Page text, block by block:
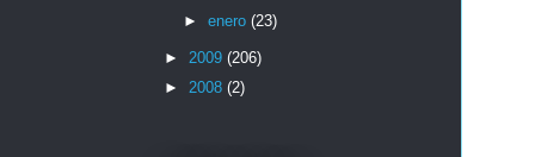
► enero (23)
► 2009 (206)
► 2008 (2)